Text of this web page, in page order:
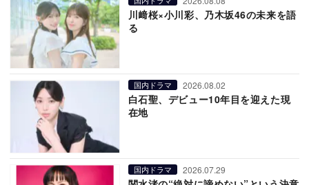
川﨑桜×小川彩、乃木坂46の未来を語
る
国内ドラマ 2026.08.02
白石聖、デビュー10年目を迎えた現
在地
国内ドラマ 2026.07.29